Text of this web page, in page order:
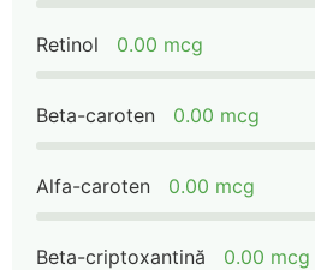
Retinol 0.00 mcg
Beta-caroten 0.00 mcg
Alfa-caroten 0.00 mcg
Beta-criptoxantină 0.00 mcg